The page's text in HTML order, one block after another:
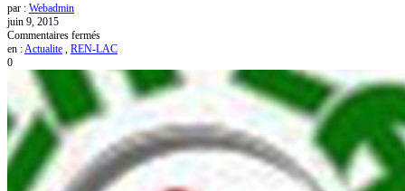
par : Webadmin
juin 9, 2015
Commentaires fermés
Message
nouvel
an
2015
du
Secrétaire
Exécutif
du
REN-
LAC
en : Actualite
REN-LAC
0